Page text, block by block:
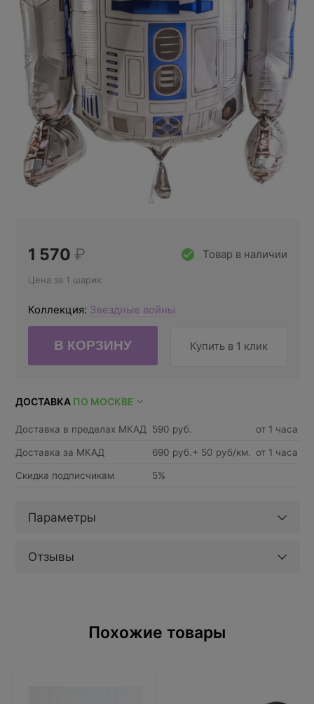
Товар в наличии
1 570 ₽
Цена за 1 шарик
Коллекция: Звездные войны
Купить в 1 клик
ДОСТАВКА ПО МОСКВЕ
Доставка в пределах МКАД 590 руб. от 1 часа
Доставка за МКАД 690 руб.+ 50 руб/км. от 1 часа
Скидка подписчикам 5%
Параметры
Отзывы
Похожие товары